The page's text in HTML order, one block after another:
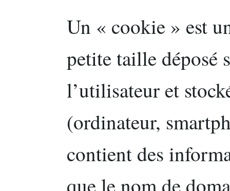
Un « cookie » est
petite taille déposé
l’utilisateur et
(ordinateur,
contient des
que le nom de